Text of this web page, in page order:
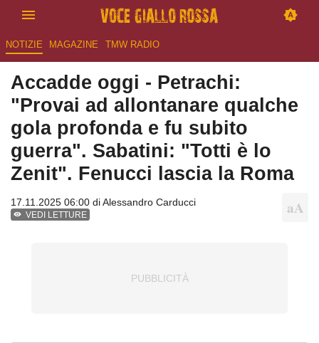
NOTIZIE MAGAZINE TMW RADIO
Accadde oggi - Petrachi:
"Provai ad allontanare qualche
gola profonda e fu subito
guerra". Sabatini: "Totti è lo
Zenit". Fenucci lascia la Roma
17.11.2025 06:00 diAlessandro Carducci
VEDI LETTURE